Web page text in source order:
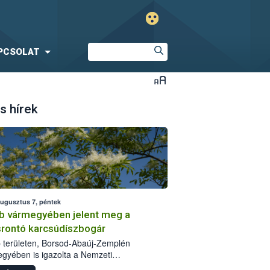
hírek
7, péntek
vármegyében jelent meg a
karcsúdíszbogár
területen, Borsod-Abaúj-Zemplén
is igazolta a Nemzeti
biztonsági Hivatal (Nébih) a